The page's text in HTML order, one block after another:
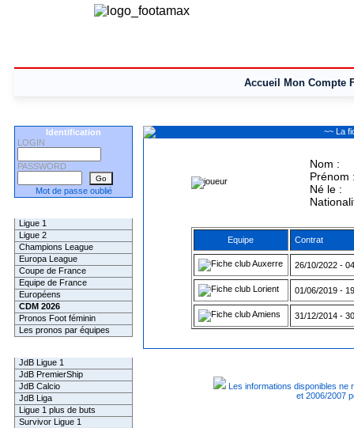
Accueil Mon Compte
Identification
LOGIN
PASSWORD
Mot de passe oublié
Ligue 1
Ligue 2
Champions League
Europa League
Coupe de France
Equipe de France
Européens
CDM 2026
Pronos Foot féminin
Les pronos par équipes
JdB Ligue 1
JdB PremierShip
JdB Calcio
JdB Liga
Ligue 1 plus de buts
Survivor Ligue 1
~~ La
Nom :
Prénom
Né le :
Equipe Contrat
Auxerre 26/10/2022 -
Lorient 01/06/2019 -
Amiens 31/12/2014 -
Les informations disponibles ne
et 2006/2007